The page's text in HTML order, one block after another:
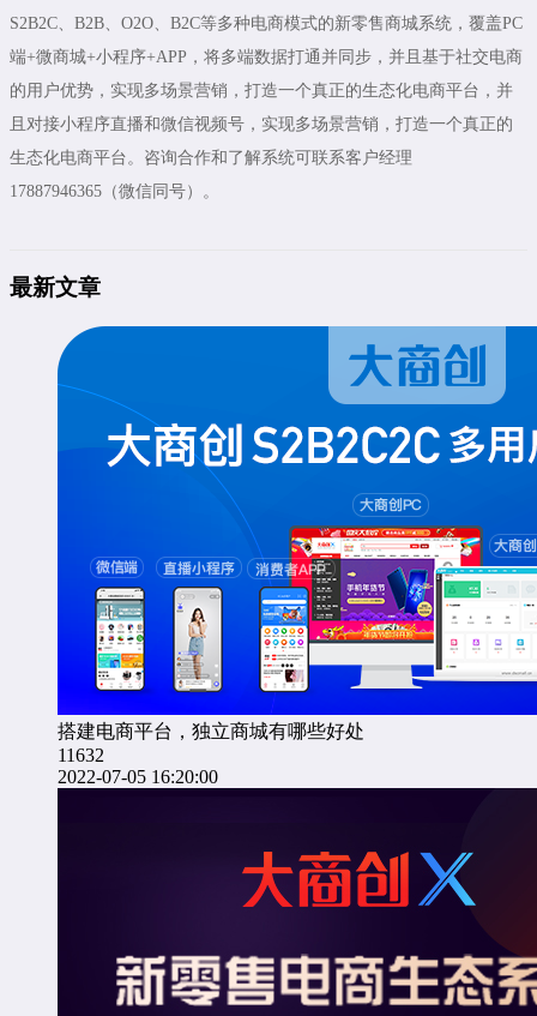
S2B2C、B2B、O2O、B2C等多种电商模式的新零售商城系统，覆盖PC
端+微商城+小程序+APP，将多端数据打通并同步，并且基于社交电商
的用户优势，实现多场景营销，打造一个真正的生态化电商平台，并
且对接小程序直播和微信视频号，实现多场景营销，打造一个真正的
生态化电商平台。咨询合作和了解系统可联系客户经理
17887946365（微信同号）。
最新文章
搭建电商平台，独立商城有哪些好处
11632
2022-07-05 16:20:00